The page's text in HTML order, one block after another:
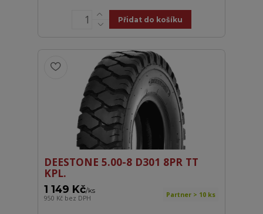
Přidat do košíku
DEESTONE 5.00-8 D301 8PR TT
KPL.
1 149 Kč/ks
950 Kč bez DPH Partner > 10 ks